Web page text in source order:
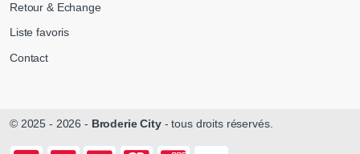
Retour & Echange
Liste favoris
Contact
© 2025 - 2026 - Broderie City- tous droits réservés.